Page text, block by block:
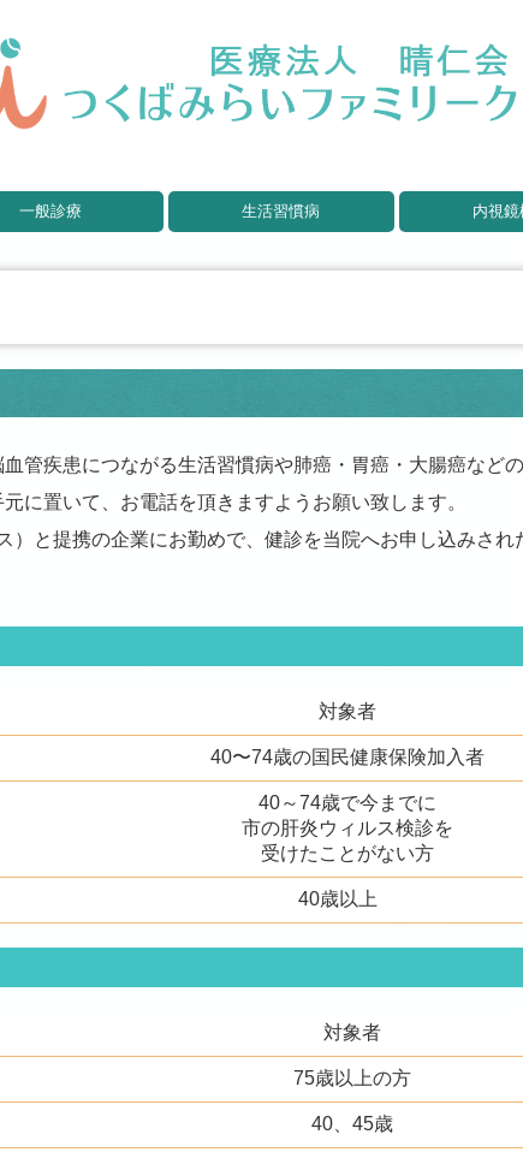
一般診療 生活習慣病 内視鏡
管疾患につながる生活習慣病や肺癌・胃癌・大腸癌など
に置いて、お電話を頂きますようお願い致します。
）と提携の企業にお勤めで、健診を当院へお申し込みさ
対象者
40〜74歳の国民健康保険加入者
40～74歳で今までに
市の肝炎ウィルス検診を
受けたことがない方
40歳以上
対象者
75歳以上の方
40、45歳